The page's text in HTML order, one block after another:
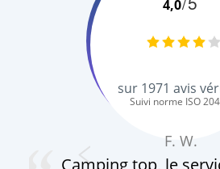
4,0
sur 1971 avis
Suivi norme ISO
F. W.
Camping top, le